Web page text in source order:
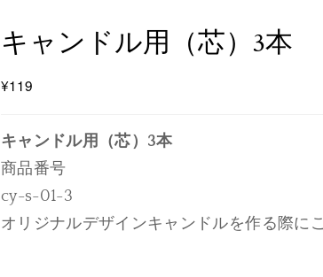
キャンドル用（芯）3本
¥119
キャンドル用（芯）3本
商品番号
cy-s-01-3
オリジナルデザインキャンドルを作る際に